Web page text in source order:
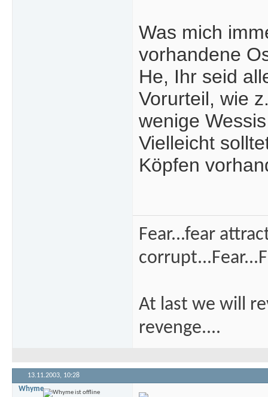
Was mich
vorhandene
He, Ihr seid
Vorurteil, wie
wenige
Vielleicht
Köpfen
Fear...fear
At last we will
revenge....
13.11.2003, 10:28
Whyme